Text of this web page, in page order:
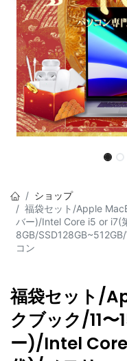
ショップ
福袋セット/Apple
バー)/Intel Core i5 or i7(
8GB/
コン
福袋セット/
クブック/11
ー)/Intel